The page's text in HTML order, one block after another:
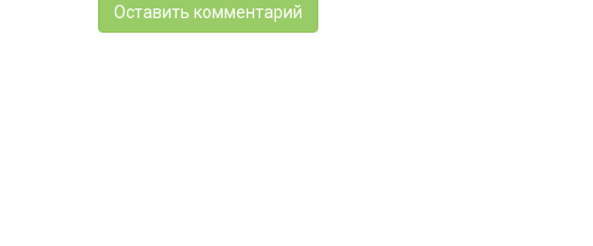
Оставить комментарий